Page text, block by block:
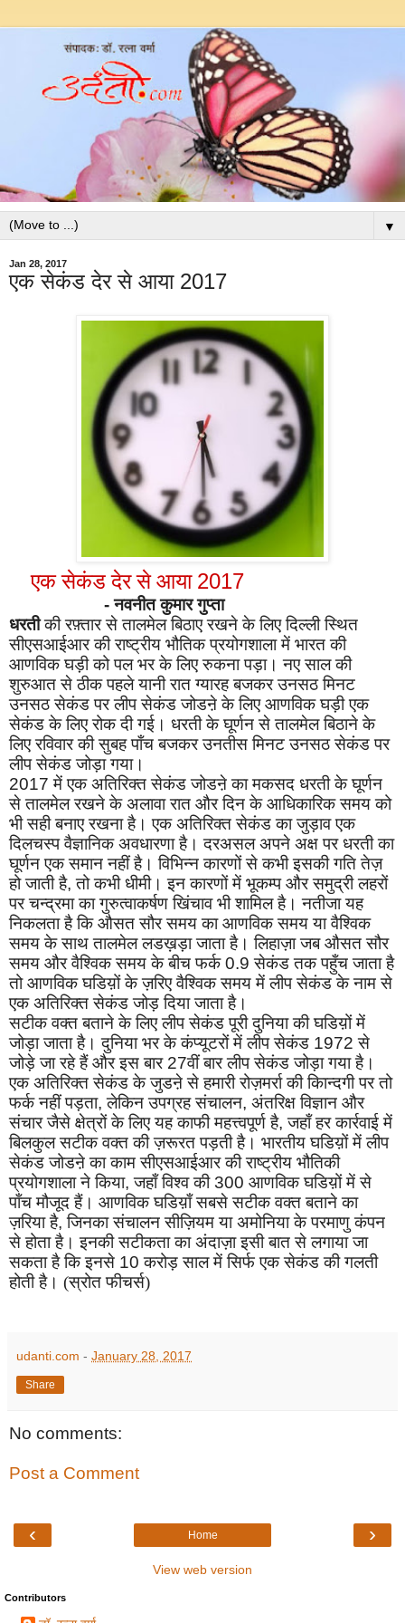
▼
Jan 28, 2017
एक सेकंड देर से आया 2017
एक सेकंड देर से आया 2017
-नवनीत कुमार गुप्ता
धरतीकी रफ़्तार से तालमेल बिठाए रखने के लिए दिल्ली स्थित
सीएसआईआर की राष्ट्रीय भौतिक प्रयोगशाला में भारत की
आणविक घड़ी को पल भर के लिए रुकना पड़ा। नए साल की
शुरुआत से ठीक पहले यानी रात ग्यारह बजकर उनसठ मिनट
उनसठ सेकंड पर लीप सेकंड जोडऩे के लिए आणविक घड़ी एक
सेकंड के लिए रोक दी गई। धरती के घूर्णन से तालमेल बिठाने के
लिए रविवार की सुबह पाँच बजकर उनतीस मिनट उनसठ सेकंड पर
लीप सेकंड जोड़ा गया।
2017 में एक अतिरिक्त सेकंड जोडऩे का मकसद धरती के घूर्णन
से तालमेल रखने के अलावा रात और दिन के आधिकारिक समय को
भी सही बनाए रखना है। एक अतिरिक्त सेकंड का जुड़ाव एक
दिलचस्प वैज्ञानिक अवधारणा है। दरअसल अपने अक्ष पर धरती का
घूर्णन एक समान नहीं है। विभिन्न कारणों से कभी इसकी गति तेज़
हो जाती है,तो कभी धीमी। इन कारणों में भूकम्प और समुद्री लहरों
पर चन्द्रमा का गुरुत्वाकर्षण खिंचाव भी शामिल है। नतीजा यह
निकलता है कि औसत सौर समय का आणविक समय या वैश्विक
समय के साथ तालमेल लडख़ड़ा जाता है। लिहाज़ा जब औसत सौर
समय और वैश्विक समय के बीच फर्क0.9 सेकंड तक पहुँच जाता है
तो आणविक घडिय़ों के ज़रिए वैश्विक समय में लीप सेकंड के नाम से
एक अतिरिक्त सेकंड जोड़ दिया जाता है।
सटीक वक्त बताने के लिए लीप सेकंड पूरी दुनिया की घडिय़ों में
जोड़ा जाता है। दुनिया भर के कंप्यूटरों में लीप सेकंड 1972से
जोड़े जा रहे हैं और इस बार 27वीं बार लीप सेकंड जोड़ा गया है।
एक अतिरिक्त सेकंड के जुडऩे से हमारी रोज़मर्रा की किान्दगी पर तो
फर्क नहीं पड़ता,लेकिन उपग्रह संचालन, अंतरिक्ष विज्ञान और
संचार जैसे क्षेत्रों के लिए यह काफी महत्त्वपूर्ण है,जहाँ हर कार्रवाई में
बिलकुल सटीक वक्त की ज़रूरत पड़ती है। भारतीय घडिय़ों में लीप
सेकंड जोडऩे का काम सीएसआईआर की राष्ट्रीय भौतिकी
प्रयोगशाला ने किया,जहाँ विश्व की300 आणविक घडिय़ों में से
पाँच मौजूद हैं। आणविक घडिय़ाँ सबसे सटीक वक्त बताने का
ज़रिया है,जिनका संचालन सीज़ियम या अमोनिया के परमाणु कंपन
से होता है। इनकी सटीकता का अंदाज़ा इसी बात से लगाया जा
सकता है कि इनसे 10करोड़ साल में सिर्फ एक सेकंड की गलती
होती है। (स्रोत फीचर्स)
udanti.com - January 28, 2017
Share
No comments:
Post a Comment
‹ ›
Home
View web version
Contributors